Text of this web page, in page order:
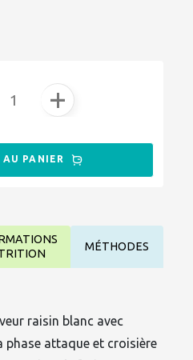
MÉTHODES
raisin blanc avec
phase attaque et croisière
+
PANIER